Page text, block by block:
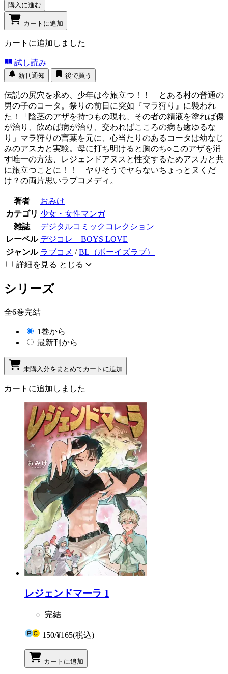
購入に進む
カートに追加
カートに追加しました
試し読み
新刊通知 後で買う
伝説の尻穴を求め、少年は今旅立つ！！ とある村の普通の
男の子のコータ。祭りの前日に突如『マラ狩り』に襲われ
た！「陰茎のアザを持つもの現れ、その者の精液を塗れば傷
が治り、飲めば病が治り、交わればこころの病も癒ゆるな
り」マラ狩りの言葉を元に、心当たりのあるコータは幼なじ
みのアスカと実験。母に打ち明けると胸のち○このアザを消
す唯一の方法、レジェンドアヌスと性交するためアスカと共
に旅立つことに！！ ヤりそうでヤらないちょっとヌくだ
け？の両片思いラブコメディ。
著者
おみけ
カテゴリ 少女・女性マンガ
雑誌
デジタルコミックコレクション
レーベル デジコレ BOYS LOVE
ジャンル ラブコメ /BL（ボーイズラブ）
詳細を見る とじる
シリーズ
全6巻完結
1巻から
最新刊から
未購入分をまとめてカートに追加
カートに追加しました
レジェンドマーラ 1
完結
150/¥165(税込)
カートに追加